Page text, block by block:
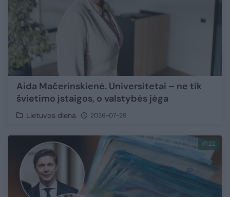
Aida Mačerinskienė. Universitetai – ne tik
švietimo įstaigos, o valstybės jėga
Lietuvos diena 2026-07-25
22